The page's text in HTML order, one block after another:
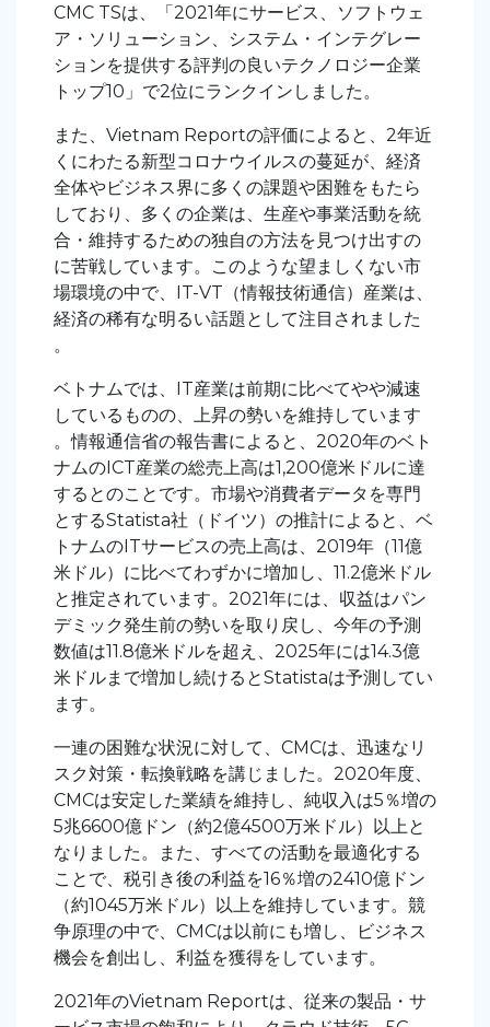
CMC TSは、「2021年にサービス、ソフトウェ
ア・ソリューション、システム・インテグレー
ションを提供する評判の良いテクノロジー企業
トップ10」で2位にランクインしました。
また、Vietnam Reportの評価によると、2年近
くにわたる新型コロナウイルスの蔓延が、経済
全体やビジネス界に多くの課題や困難をもたら
しており、多くの企業は、生産や事業活動を統
合・維持するための独自の方法を見つけ出すの
に苦戦しています。このような望ましくない市
場環境の中で、IT-VT（情報技術通信）産業は、
経済の稀有な明るい話題として注目されました
。
ベトナムでは、IT産業は前期に比べてやや減速
しているものの、上昇の勢いを維持しています
。情報通信省の報告書によると、2020年のベト
ナムのICT産業の総売上高は1,200億米ドルに達
するとのことです。市場や消費者データを専門
とするStatista社（ドイツ）の推計によると、ベ
トナムのITサービスの売上高は、2019年（11億
米ドル）に比べてわずかに増加し、11.2億米ドル
と推定されています。2021年には、収益はパン
デミック発生前の勢いを取り戻し、今年の予測
数値は11.8億米ドルを超え、2025年には14.3億
米ドルまで増加し続けるとStatistaは予測してい
ます。
一連の困難な状況に対して、CMCは、迅速なリ
スク対策・転換戦略を講じました。2020年度、
CMCは安定した業績を維持し、純収入は5％増の
5兆6600億ドン（約2億4500万米ドル）以上と
なりました。また、すべての活動を最適化する
ことで、税引き後の利益を16％増の2410億ドン
（約1045万米ドル）以上を維持しています。競
争原理の中で、CMCは以前にも増し、ビジネス
機会を創出し、利益を獲得をしています。
2021年のVietnam Reportは、従来の製品・サ